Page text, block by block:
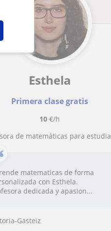
Esthela
Primera clase gratis
10 €/h
de matemáticas para estudiantes de primaria y ESO
matematicas de forma
con Esthela.
dedicada y apasion...
Gasteiz